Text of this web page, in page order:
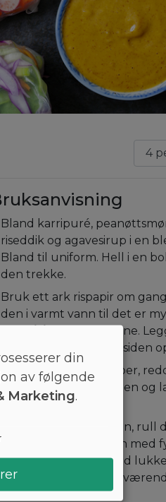
Bland karripuré,
riseddik og agavesirup i en
Bland til uniform. Hell i en
den trekke.
Bruk ett ark rispapir om
den i varmt vann til det er
unngå å brette kantene.
tallerken med den rå siden
Legg kål, gulrot, pepper,
koriander midt i bunnen og
på hver side.
Brett disse kantene inn, rull
sammen med bunnen med
rullen på en plate med
ned. Gjenta med
og fyll.
din
av følgende
Marketing.